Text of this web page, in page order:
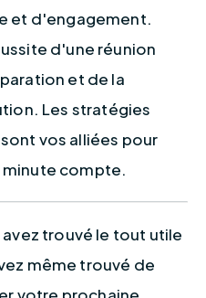
et d'engagement.
d'une réunion
et de la
Les stratégies
vos alliées pour
minute compte.
trouvé le tout utile
même trouvé de